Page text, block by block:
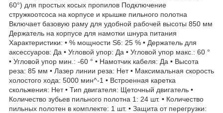
60°) для простых косых пропилов Подключение
стружкоотсоса на корпусе и крышке пильного полотна
Включает базовую раму для удобной рабочей высоты 850 мм
Держатель на корпусе для намотки шнура питания
Характеристики: • % мощности S6: 25 % • Держатель для
аксессуаров: Да • Угловой упор: Да • Угловой упор макс.: 60 °
• Угловой упор мин.: -60 ° • Намотчик кабеля: Да • Высота
реза: 85 мм • Лазер линии реза: Нет • Максимальная скорость
холостого хода: 5000 мин^-1 • Встроенная каретка
скольжения: Нет • Тип двигателя: Щеточный двигатель •
Количество зубьев пильного полотна 1: 24 шт. • Количество
пильных полотен в комплекте: 1 шт. • Защита от перегрузки: